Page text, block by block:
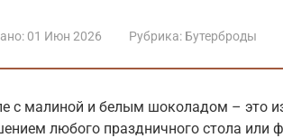
01 Июн 2026 Рубрика: Бутерброды
с малиной и белым шоколадом – это
любого праздничного стола или